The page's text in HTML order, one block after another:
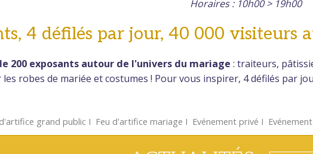
Horaires : 10h00 > 19h00
4 défilés par jour, 40 000 visiteurs
200 exposants autour de l'univers du mariage : traiteurs,
les robes de mariée et costumes ! Pour vous inspirer, 4 défilés par
grand publicΙ Feu d'artifice mariage Ι Evénement privé Ι